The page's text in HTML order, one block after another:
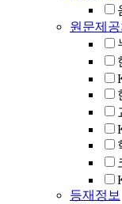
원문제공
등재정보